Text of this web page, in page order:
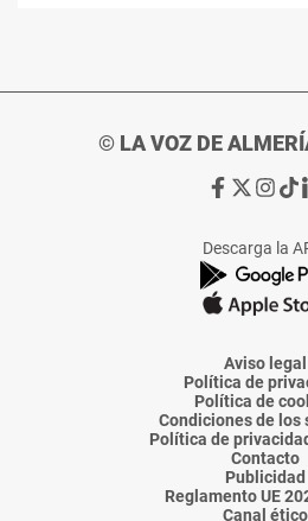
© LA VOZ DE
Ir
de
La
Voz
Almería
Ir
de
La
Voz
Almería
Ir
de
La
Voz
Descarga la
Aviso legal
Política de
Política de
Condiciones de los
Política de
Contacto
Publicidad
Reglamento UE
Canal ético